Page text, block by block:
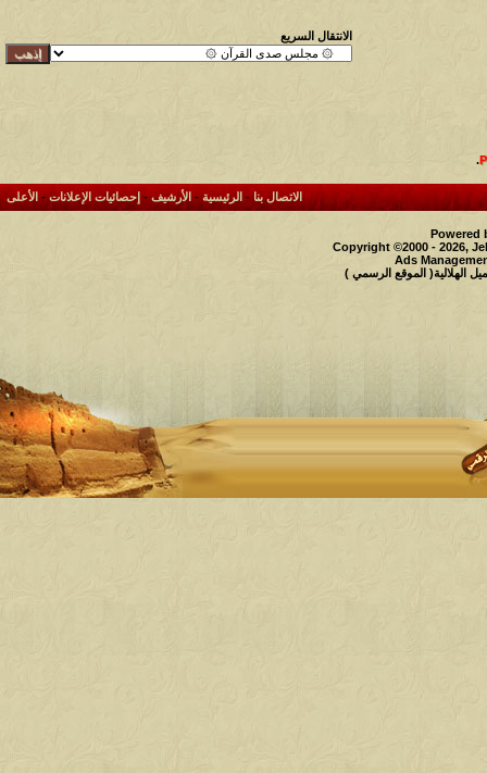
الانتقال السريع
.
الاتصال بنا- الرئيسية-الأرشيف- إحصائيات الإعلانات- الأعلى
Powered
Copyright ©2000 - 2026,
Ads
الهلالية( الموقع الرسمي )